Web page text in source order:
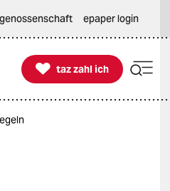
genossenschaft epaper login

taz zahl ich
taz zahl ich